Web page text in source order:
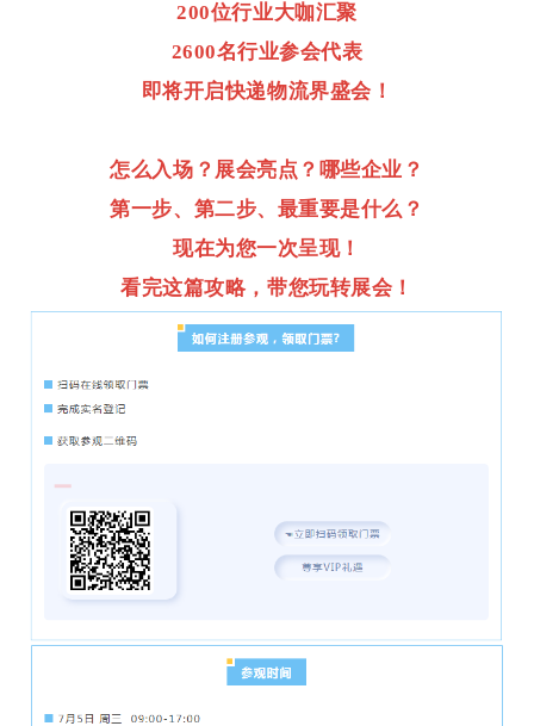
200位行业大咖汇聚
2600名行业参会代表
即将开启快递物流界盛会！
怎么入场？展会亮点？哪些企业？
第一步、第二步、最重要是什么？
现在为您一次呈现！
看完这篇攻略，带您玩转展会！